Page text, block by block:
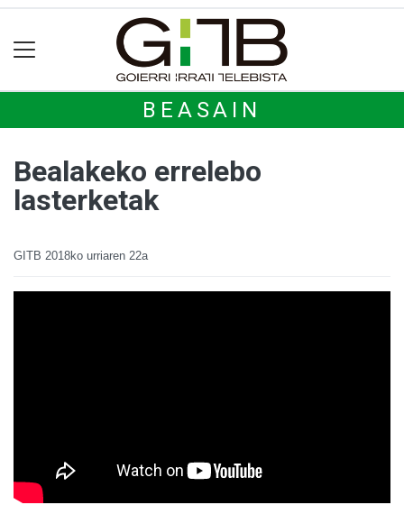
BEASAIN
Bealakeko errelebo
lasterketak
GITB 2018ko urriaren 22a